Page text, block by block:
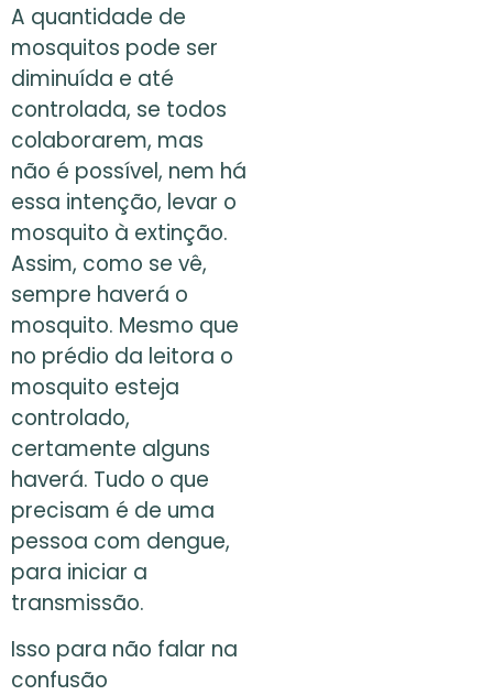
A quantidade de
mosquitos pode ser
diminuída e até
controlada, se todos
colaborarem, mas
não é possível, nem há
essa intenção, levar o
mosquito à extinção.
Assim, como se vê,
sempre haverá o
mosquito. Mesmo que
no prédio da leitora o
mosquito esteja
controlado,
certamente alguns
haverá. Tudo o que
precisam é de uma
pessoa com dengue,
para iniciar a
transmissão.
Isso para não falar na
confusão